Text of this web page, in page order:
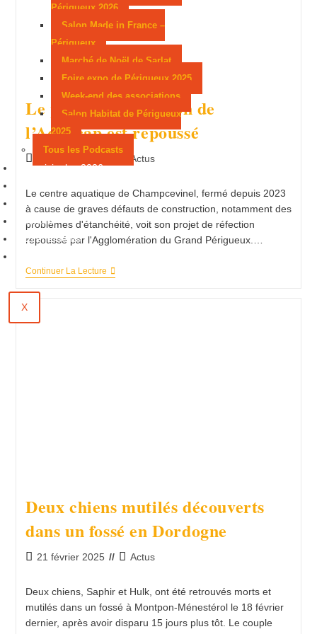
Périgueux 2026
Salon Made in France –
Périgueux
Marché de Noël de Sarlat
Foire expo de Périgueux 2025
Week-end des associations
Salon Habitat de Périgueux
2025
Tous les Podcasts
Municipales 2026
Partenaires
Emploi
Évènements
X
Happy
Radio
!
Le projet de réfection de
l’Aquacap est repoussé
Publication
PostActus
Le centre aquatique de Champcevinel, fermé depuis 2023
à cause de graves défauts de construction, notamment des
problèmes d'étanchéité, voit son projet de réfection
repoussé par l'Agglomération du Grand Périgueux.…
Continuer La LectureLe
Deux chiens mutilés découverts
dans un fossé en Dordogne
Publication
21 février 2025
PostActus
Deux chiens, Saphir et Hulk, ont été retrouvés morts et
mutilés dans un fossé à Montpon-Ménestérol le 18 février
dernier, après avoir disparu 15 jours plus tôt. Le couple